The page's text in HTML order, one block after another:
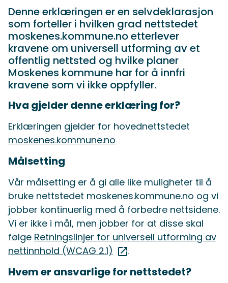
Denne erklæringen er en selvdeklarasjon
som forteller i hvilken grad nettstedet
moskenes.kommune.no etterlever
kravene om universell utforming av et
offentlig nettsted og hvilke planer
Moskenes kommune har for å innfri
kravene som vi ikke oppfyller.
Hva gjelder denne erklæring for?
Erklæringen gjelder for hovednettstedet
moskenes.kommune.no
Målsetting
Vår målsetting er å gi alle like muligheter til å
bruke nettstedet moskenes.kommune.no og vi
jobber kontinuerlig med å forbedre nettsidene.
Vi er ikke i mål, men jobber for at disse skal
følge Retningslinjer for universell utforming av
nettinnhold (WCAG 2.1)
.
Hvem er ansvarlige for nettstedet?